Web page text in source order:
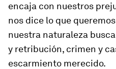
encaja con nuestros
nos dice lo que
nuestra naturaleza
y retribución, crimen y
escarmiento merecido.